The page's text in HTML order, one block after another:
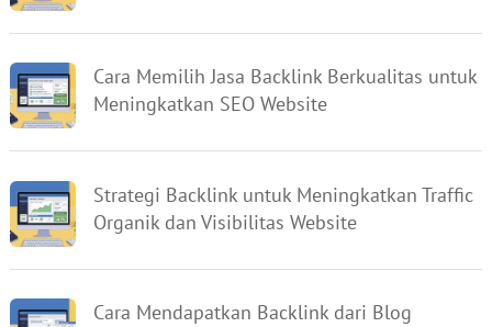
Cara Memilih Jasa Backlink Berkualitas untuk
Meningkatkan SEO Website
Strategi Backlink untuk Meningkatkan Traffic
Organik dan Visibilitas Website
Cara Mendapatkan Backlink dari Blog